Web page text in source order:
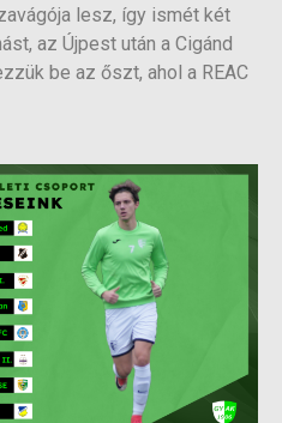
lesz, így ismét két
az Újpest után a Cigánd
be az őszt, ahol a REAC